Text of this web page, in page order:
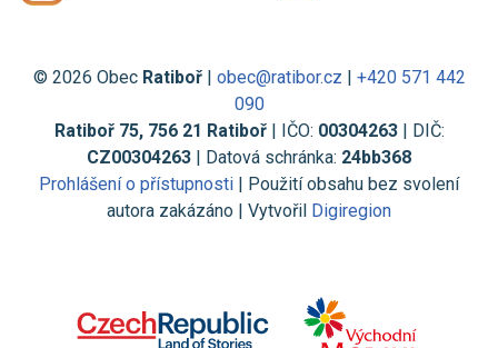
© 2026 Obec Ratiboř| obec@ratibor.cz
+420 571 442
090
Ratiboř 75, 756 21 Ratiboř| IČO: 00304263| DIČ:
CZ00304263 | Datová schránka: 24bb368
Prohlášení o přístupnosti | Použití obsahu bez svolení
autora zakázáno | Vytvořil Digiregion